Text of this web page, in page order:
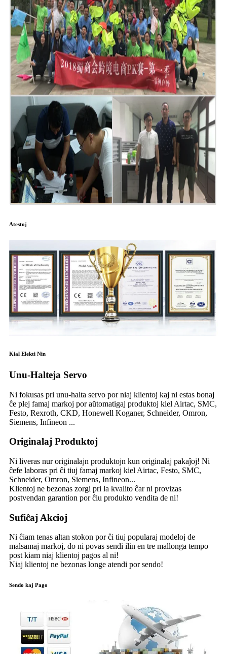
Atestoj
Kial Elekti Nin
Unu-Halteja Servo
Ni fokusas pri unu-halta servo por niaj klientoj kaj ni estas bonaj
ĉe plej famaj markoj por aŭtomatigaj produktoj kiel Airtac, SMC,
Festo, Rexroth, CKD, Honewell Koganer, Schneider, Omron,
Siemens, Infineon ...
Originalaj Produktoj
Ni liveras nur originalajn produktojn kun originalaj pakaĵoj! Ni
ĉefe laboras pri ĉi tiuj famaj markoj kiel Airtac, Festo, SMC,
Schneider, Omron, Siemens, Infineon...
Klientoj ne bezonas zorgi pri la kvalito ĉar ni provizas
postvendan garantion por ĉiu produkto vendita de ni!
Sufiĉaj Akcioj
Ni ĉiam tenas altan stokon por ĉi tiuj popularaj modeloj de
malsamaj markoj, do ni povas sendi ilin en tre mallonga tempo
post kiam niaj klientoj pagos al ni!
Niaj klientoj ne bezonas longe atendi por sendo!
Sendo kaj Pago